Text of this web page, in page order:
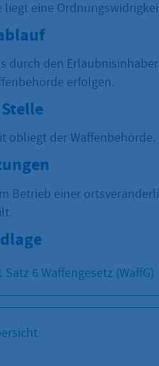
liegt eine
durch den
erfolgen.
obliegt der Waffenbehörde.
Betrieb einer
Satz 6 Waffengesetz (WaffG)